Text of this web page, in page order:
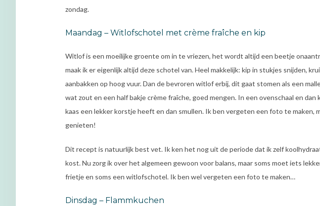
zondag.
Maandag – Witlofschotel met crème fraîche en kip
Witlof is een moeilijke groente om in te vriezen, het wordt altijd een beetje
maak ik er eigenlijk altijd deze schotel van. Heel makkelijk: kip in stukjes snijden,
aanbakken op hoog vuur. Dan de bevroren witlof erbij, dit gaat stomen als een
wat zout en een half bakje crème fraîche, goed mengen. In een ovenschaal en
kaas een lekker korstje heeft en dan smullen. Ik ben vergeten een foto te maken,
genieten!
Dit recept is natuurlijk best vet. Ik ken het nog uit de periode dat ik zelf
kost. Nu zorg ik over het algemeen gewoon voor balans, maar soms moet iets
frietje en soms een witlofschotel. Ik ben wel vergeten een foto te maken…
Dinsdag – Flammkuchen